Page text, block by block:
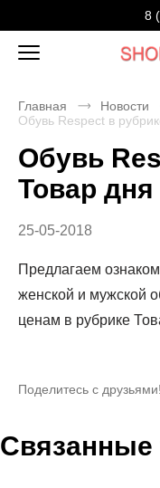
8
Главная
Новости
Обувь Respect в
Обувь
Товар дня
25-05-2018
Предлагаем
женской и мужской
ценам в рубрике
Поделитесь с друзьями!
Связанные